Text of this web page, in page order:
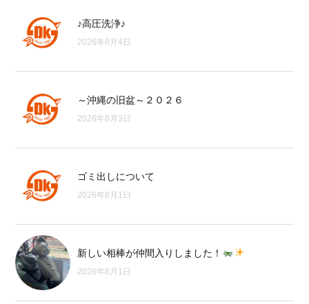
♪高圧洗浄♪
2026年8月4日
～沖縄の旧盆～２０２６
2026年8月3日
ゴミ出しについて
2026年8月1日
新しい相棒が仲間入りしました！
2026年8月1日